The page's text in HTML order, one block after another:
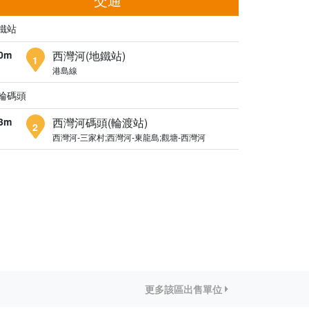
站
1 西灣河(地鐵站)
港島線
碼頭
2 西灣河碼頭(輪渡站)
西灣河-三家村;西灣河-東龍島;觀塘-西灣河
更多該區出售單位